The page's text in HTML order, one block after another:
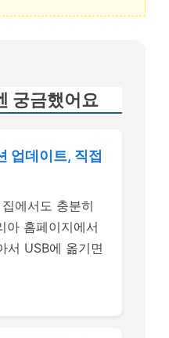
궁금했어요
업데이트, 직접
에서도 충분히
아 홈페이지에서
서 USB에 옮기면